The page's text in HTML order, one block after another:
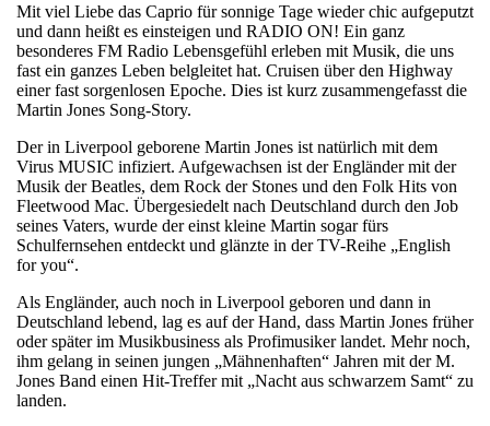
Mit viel Liebe das Caprio für sonnige Tage wieder chic aufgeputzt
und dann heißt es einsteigen und RADIO ON! Ein ganz
besonderes FM Radio Lebensgefühl erleben mit Musik, die uns
fast ein ganzes Leben belgleitet hat. Cruisen über den Highway
einer fast sorgenlosen Epoche. Dies ist kurz zusammengefasst die
Martin Jones Song-Story.
Der in Liverpool geborene Martin Jones ist natürlich mit dem
Virus MUSIC infiziert. Aufgewachsen ist der Engländer mit der
Musik der Beatles, dem Rock der Stones und den Folk Hits von
Fleetwood Mac. Übergesiedelt nach Deutschland durch den Job
seines Vaters, wurde der einst kleine Martin sogar fürs
Schulfernsehen entdeckt und glänzte in der TV-Reihe „English
for you“.
Als Engländer, auch noch in Liverpool geboren und dann in
Deutschland lebend, lag es auf der Hand, dass Martin Jones früher
oder später im Musikbusiness als Profimusiker landet. Mehr noch,
ihm gelang in seinen jungen „Mähnenhaften“ Jahren mit der M.
Jones Band einen Hit-Treffer mit „Nacht aus schwarzem Samt“ zu
landen.